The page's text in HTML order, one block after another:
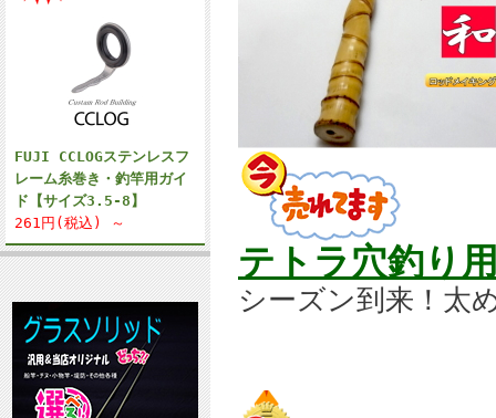
FUJI CCLOGステンレスフ
レーム糸巻き・釣竿用ガイ
ド【サイズ3.5-8】
261円(税込) ～
テトラ穴釣り
シーズン到来！太